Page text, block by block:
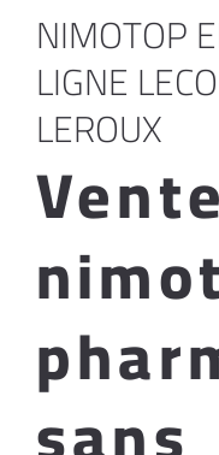
NIMOTOP
LIGNE
LEROUX